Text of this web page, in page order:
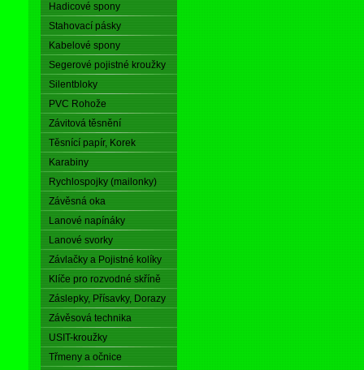
Hadicové spony
Stahovací pásky
Kabelové spony
Segerové pojistné kroužky
Silentbloky
PVC Rohože
Závitová těsnění
Těsnící papír, Korek
Karabiny
Rychlospojky (mailonky)
Závěsná oka
Lanové napínáky
Lanové svorky
Závlačky a Pojistné kolíky
Klíče pro rozvodné skříně
Záslepky, Přísavky, Dorazy
Závěsová technika
USIT-kroužky
Třmeny a očnice